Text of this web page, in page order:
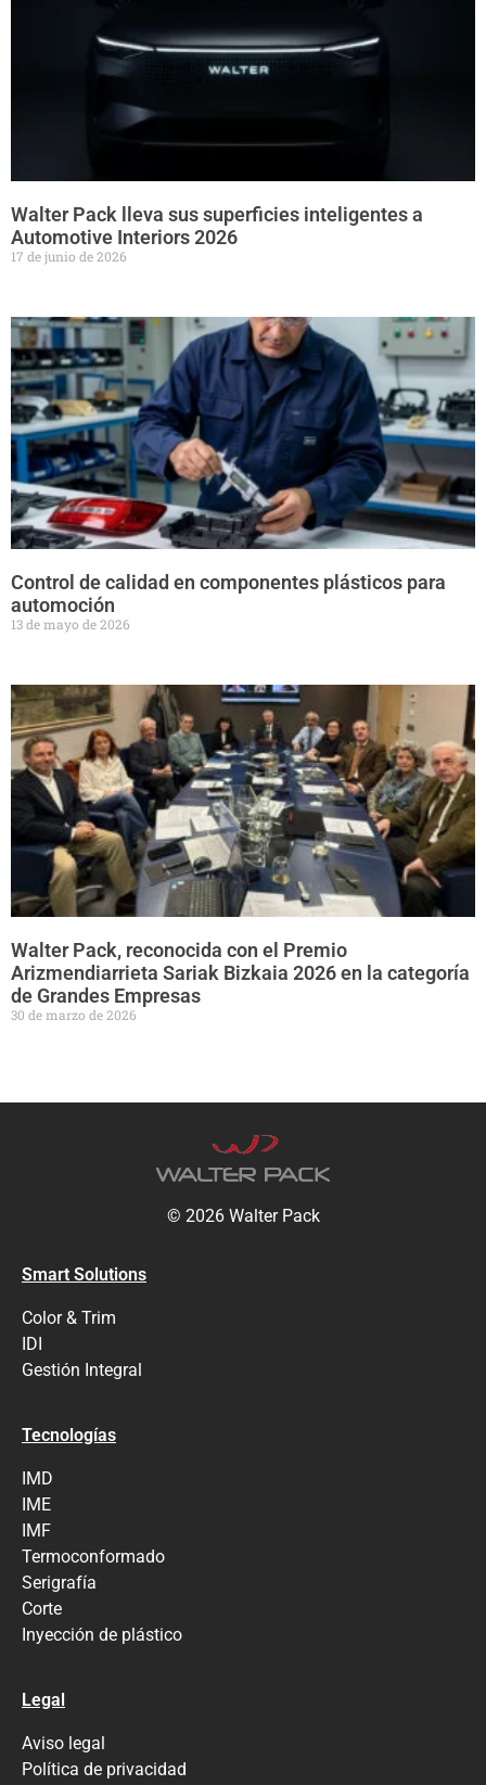
Walter Pack lleva sus superficies inteligentes a
Automotive Interiors 2026
17 de junio de 2026
Control de calidad en componentes plásticos para
automoción
13 de mayo de 2026
Walter Pack, reconocida con el Premio
Arizmendiarrieta Sariak Bizkaia 2026 en la categoría
de Grandes Empresas
30 de marzo de 2026
© 2026 Walter Pack
Smart Solutions
Color & Trim
IDI
Gestión Integral
Tecnologías
IMD
IME
IMF
Termoconformado
Serigrafía
Corte
Inyección de plástico
Legal
Aviso legal
Política de privacidad